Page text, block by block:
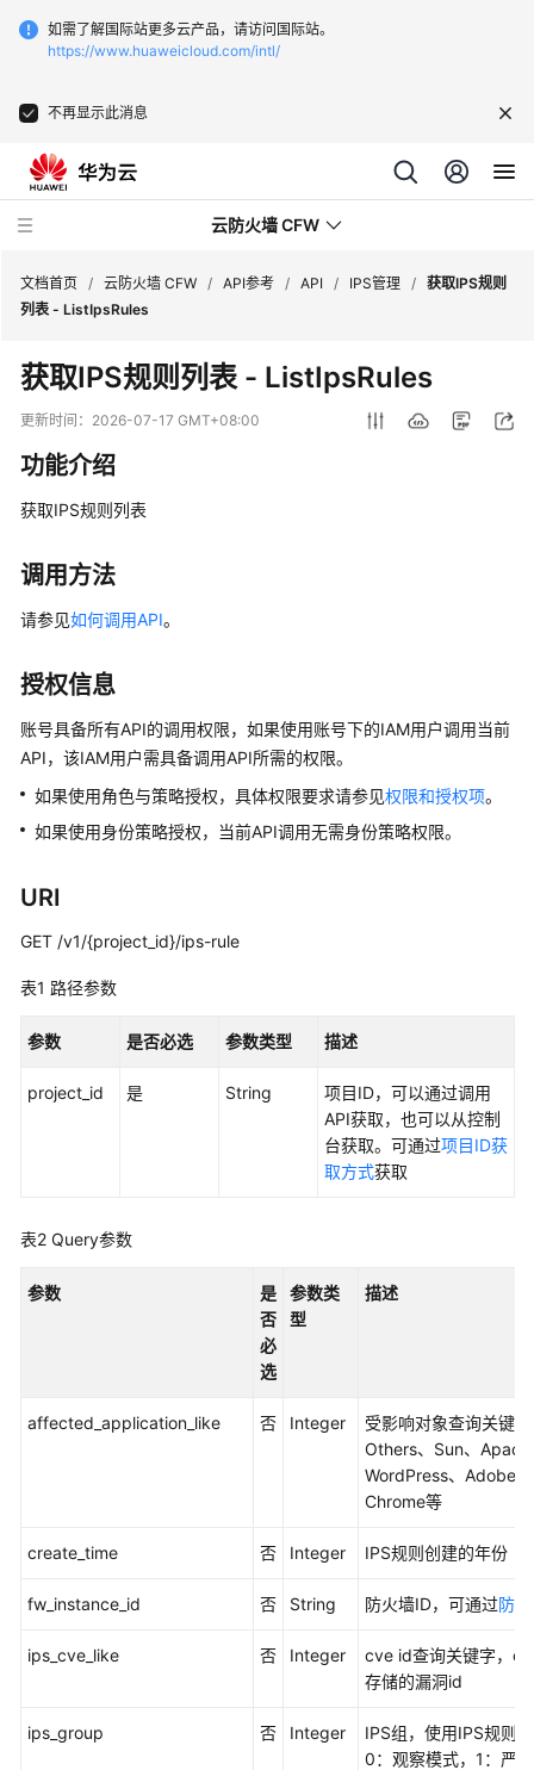
如需了解国际站更多云产品，请访问国际站。
https://www.huaweicloud.com/intl/
不再显示此消息
云防火墙 CFW
新
动
品
绍
计
说
快
速
入
门
用
指
佳
践
API
何
用
防
文档首页 / 云防火墙 CFW / API参考 / API / IPS管理 / 获取IPS规则
列表 - ListIpsRules
获取IPS规则列表 - ListIpsRules
更新时间： 2026-07-17 GMT+08:00
功能介绍
获取IPS规则列表
调用方法
请参见如何调用API。
授权信息
账号具备所有API的调用权限，如果使用账号下的IAM用户调用当前
API，该IAM用户需具备调用API所需的权限。
如果使用角色与策略授权，具体权限要求请参见权限和授权项。
如果使用身份策略授权，当前API调用无需身份策略权限。
URI
GET /v1/{project_id}/ips-rule
表1 路径参数
参数 是否必选 参数类型 描述
project_id 是 String
项目ID，可以通过调用
API获取，也可以从控制
台获取。可通过项目ID获
取方式获取
表2 Query参数
参数
是
否
必
选
参数类
型
描述
affected_application_like 否 Integer
受影响对象查询关键
Others、Sun、
WordPress、Adobe
Chrome等
create_time 否 Integer IPS规则创建的年份
fw_instance_id 否 String 防火墙ID，可通过防
ips_cve_like 否 Integer
cve id查询关键字，
存储的漏洞id
ips_group 否 Integer
IPS组，使用IPS规则
0：观察模式，1：严